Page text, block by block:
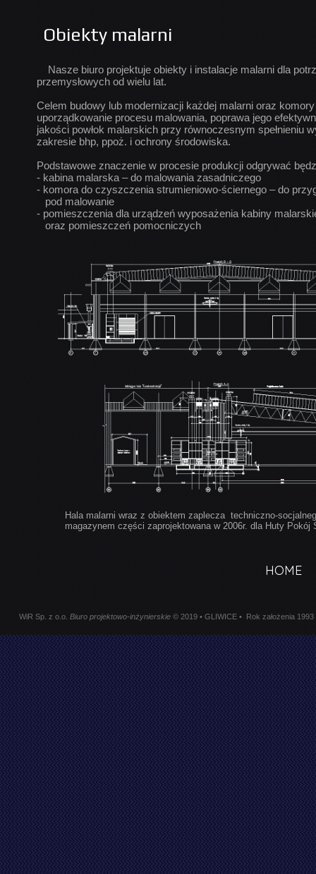
WiR Sp. z o.o. Biuro projektowo-inżynierskie © 2019 • GLIWICE • Rok założenia
HOME
Obiekty malarni
Nasze biuro projektuje obiekty i instalacje malarni dla
przemysłowych od wielu lat.
Celem budowy lub modernizacji każdej malarni oraz
uporządkowanie procesu malowania, poprawa jego
jakości powłok malarskich przy równoczesnym spełnieniu
zakresie bhp, ppoż. i ochrony środowiska.
Podstawowe znaczenie w procesie produkcji odgrywać
- kabina malarska – do malowania zasadniczego
- komora do czyszczenia strumieniowo-ściernego – do
pod malowanie
- pomieszczenia dla urządzeń wyposażenia kabiny
oraz pomieszczeń pomocniczych
Hala malarni wraz z obiektem zaplecza techniczno-
magazynem części zaprojektowana w 2006r. dla Huty Pokój